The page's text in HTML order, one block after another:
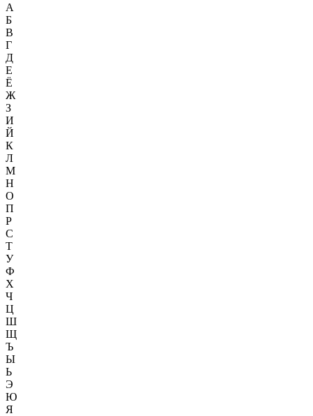
А
Б
В
Г
Д
Е
Ё
Ж
З
И
Й
К
Л
М
Н
О
П
Р
С
Т
У
Ф
Х
Ч
Ц
Ш
Щ
Ъ
Ы
Ь
Э
Ю
Я